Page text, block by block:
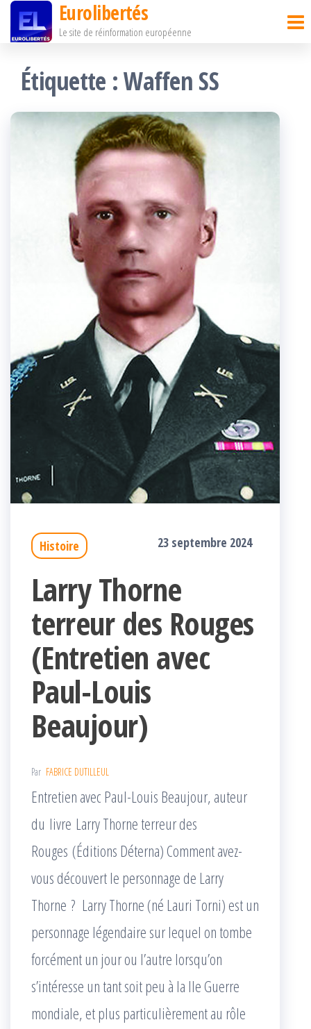
Passer
contenu
Eurolibertés
Le site de réinformation européenne
Étiquette :Waffen SS
Histoire 23 septembre 2024
Larry Thorne
terreur des Rouges
(Entretien avec
Paul-Louis
Beaujour)
Par FABRICE DUTILLEUL
Entretien avec Paul-Louis Beaujour, auteur
du livre Larry Thorne terreur des
Rouges (Éditions Déterna) Comment avez-
vous découvert le personnage de Larry
Thorne ? Larry Thorne (né Lauri Torni) est un
personnage légendaire sur lequel on tombe
forcément un jour ou l’autre lorsqu’on
s’intéresse un tant soit peu à la IIe Guerre
mondiale, et plus particulièrement au rôle